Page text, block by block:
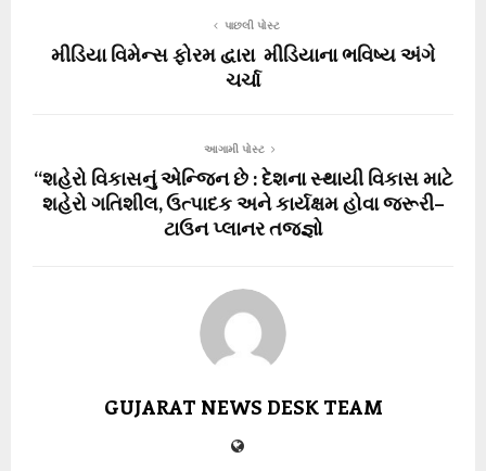
પાછલી પોસ્ટ
મીડિયા વિમેન્સ ફોરમ દ્વારા મીડિયાના ભવિષ્ય અંગે
ચર્ચા
આગામી પોસ્ટ
“શહેરો વિકાસનું એન્જિન છે : દેશના સ્થાયી વિકાસ માટે
શહેરો ગતિશીલ, ઉત્પાદક અને કાર્યક્ષમ હોવા જરૂરી–
ટાઉન પ્લાનર તજજ્ઞો
GUJARAT NEWS DESK TEAM